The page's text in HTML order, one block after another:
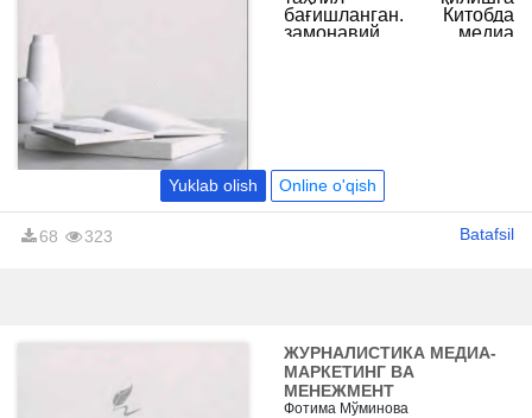
бағишланган. Китобда
замонавий медиа
асослари батафсил
ёритилган.
Yuklab olish Online o'qish
68 323 Batafsil
ЖУРНАЛИСТИКА МЕДИА-
МАРКЕТИНГ ВA
МЕНЕЖМЕНТ
Фотима Мўминова